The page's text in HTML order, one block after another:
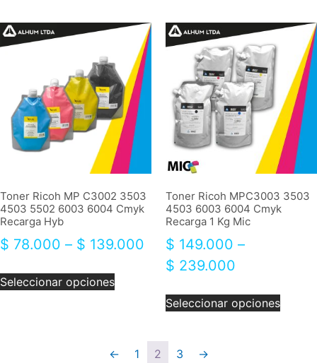
Toner Ricoh MP C3002 3503
4503 5502 6003 6004 Cmyk
Recarga Hyb
$ 78.000 – $ 139.000
Seleccionar opciones
Toner Ricoh MPC3003 3503
4503 6003 6004 Cmyk
Recarga 1 Kg Mic
$ 149.000 –
$ 239.000
Seleccionar opciones
← 1 2 3 →